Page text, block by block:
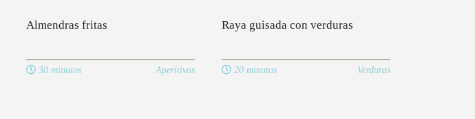
Almendras fritas
30 minutos Aperitivos
Raya guisada con verduras
20 minutos Verduras